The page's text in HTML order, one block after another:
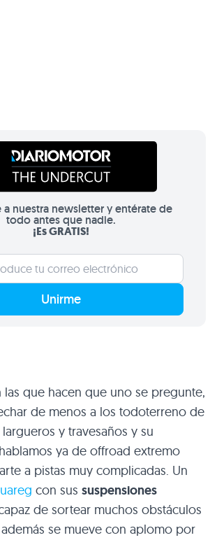
a nuestra newsletter y entérate de
todo antes que nadie.
¡Es GRATIS!
Unirme
las que hacen que uno se pregunte,
de menos a los todoterreno de
y travesaños y su
ya de offroad extremo
a pistas muy complicadas. Un
con sus suspensiones
de sortear muchos obstáculos
se mueve con aplomo por